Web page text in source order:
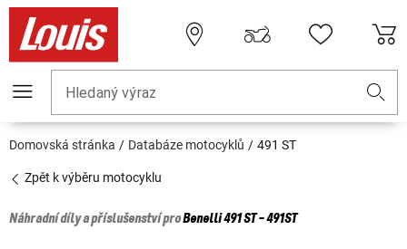
Hledaný výraz
Domovská stránka Databáze motocyklů 491 ST
Zpět k výběru motocyklu
Náhradní díly a příslušenství proBenelli491 ST - 491ST